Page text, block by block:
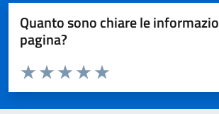
Quanto sono chiare le
pagina?
Domanda
Valuta da 1 a 5 stelle la pagina
Valuta 5 stelle su 5
Valuta 4 stelle su 5
Valuta 3 stelle su 5
Valuta 2 stelle su 5
Valuta 1 stelle su 5